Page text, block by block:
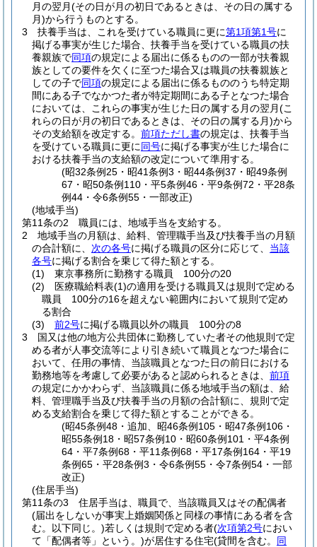
月の翌月(その日が月の初日であるときは、その日の属する
月)から行うものとする。
3
扶養手当は、これを受けている職員に更に第1項第1号に
掲げる事実が生じた場合、扶養手当を受けている職員の扶
養親族で同項の規定による届出に係るものの一部が扶養親
族としての要件を欠くに至つた場合又は職員の扶養親族と
しての子で同項の規定による届出に係るもののうち特定期
間にある子でなかつた者が特定期間にある子となつた場合
においては、これらの事実が生じた日の属する月の翌月(こ
れらの日が月の初日であるときは、その日の属する月)から
その支給額を改定する。 前項ただし書の規定は、扶養手当
を受けている職員に更に同号に掲げる事実が生じた場合に
おける扶養手当の支給額の改定について準用する。
(昭32条例25・昭41条例3・昭44条例37・昭49条例
67・昭50条例110・平5条例46・平9条例72・平28条
例44・令6条例55・一部改正)
(地域手当)
第11条の2
職員には、地域手当を支給する。
2
地域手当の月額は、給料、管理職手当及び扶養手当の月額
の合計額に、 次の各号に掲げる職員の区分に応じて、 当該
各号に掲げる割合を乗じて得た額とする。
(1)
東京事務所に勤務する職員 100分の20
(2)
医療職給料表(1)の適用を受ける職員又は規則で定める
職員 100分の16を超えない範囲内において規則で定め
る割合
(3)
前2号に掲げる職員以外の職員 100分の8
3
国又は他の地方公共団体に勤務していた者その他規則で定
める者が人事交流等により引き続いて職員となつた場合に
おいて、任用の事情、当該職員となつた日の前日における
勤務地等を考慮して必要があると認められるときは、 前項
の規定にかかわらず、当該職員に係る地域手当の額は、給
料、管理職手当及び扶養手当の月額の合計額に、規則で定
める支給割合を乗じて得た額とすることができる。
(昭45条例48・追加、昭46条例105・昭47条例106・
昭55条例18・昭57条例10・昭60条例101・平4条例
64・平7条例68・平11条例68・平17条例164・平19
条例65・平28条例3・令6条例55・令7条例54・一部
改正)
(住居手当)
第11条の3
住居手当は、職員で、当該職員又はその配偶者
(届出をしないが事実上婚姻関係と同様の事情にある者を含
む。以下同じ。)若しくは規則で定める者(次項第2号におい
て「配偶者等」という。)が居住する住宅(貸間を含む。 同